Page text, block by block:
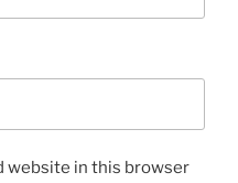
website in this browser